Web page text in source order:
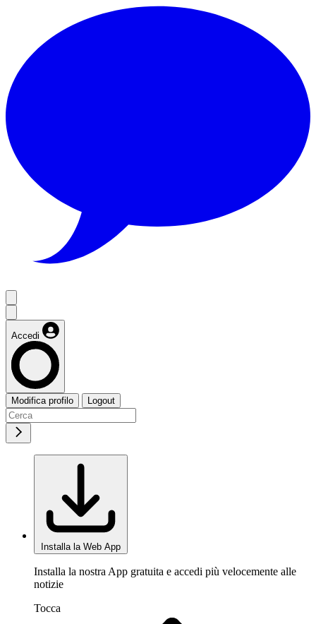
Accedi
Modifica profilo Logout
Installa la Web App
Installa la nostra App gratuita e accedi più velocemente alle
notizie
Tocca